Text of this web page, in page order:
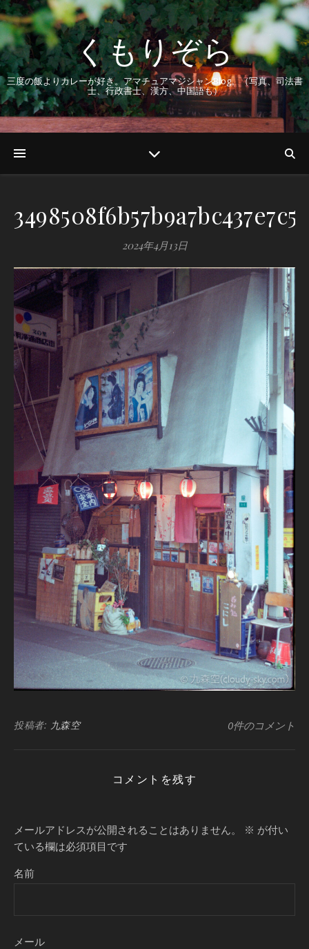
くもりぞら
三度の飯よりカレーが好き。アマチュアマジシャンBlog。（写真、司法書
士、行政書士、漢方、中国語も）
2024年4月13日
投稿者: 九森空 0件のコメント
コメントを残す
メールアドレスが公開されることはありません。 ※ が付い
ている欄は必須項目です
名前
メール